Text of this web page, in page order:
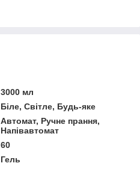
3000 мл
Біле, Світле, Будь-яке
Автомат, Ручне прання,
Напівавтомат
60
Гель